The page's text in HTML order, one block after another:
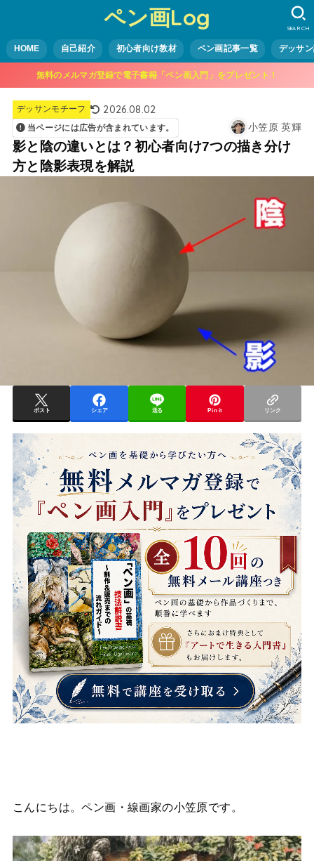
ペン画Log
HOME 自己紹介 初心者向け教材 ペン画記事一覧 デッサ
SEARCH
無料のメルマガ登録で電子書籍「ペン画入門」をプレゼント！
デッサンモチーフ 2026.08.02
当ページには広告が含まれています。 小笠原 英輝
影と陰の違いとは？初心者向け7つの描き分け
方と陰影表現を解説
ポスト シェア 送る Pin it リンク
こんにちは。ペン画・線画家の小笠原です。